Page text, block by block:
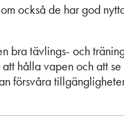
också de har god
bra tävlings- och
hålla vapen och att se
försvåra